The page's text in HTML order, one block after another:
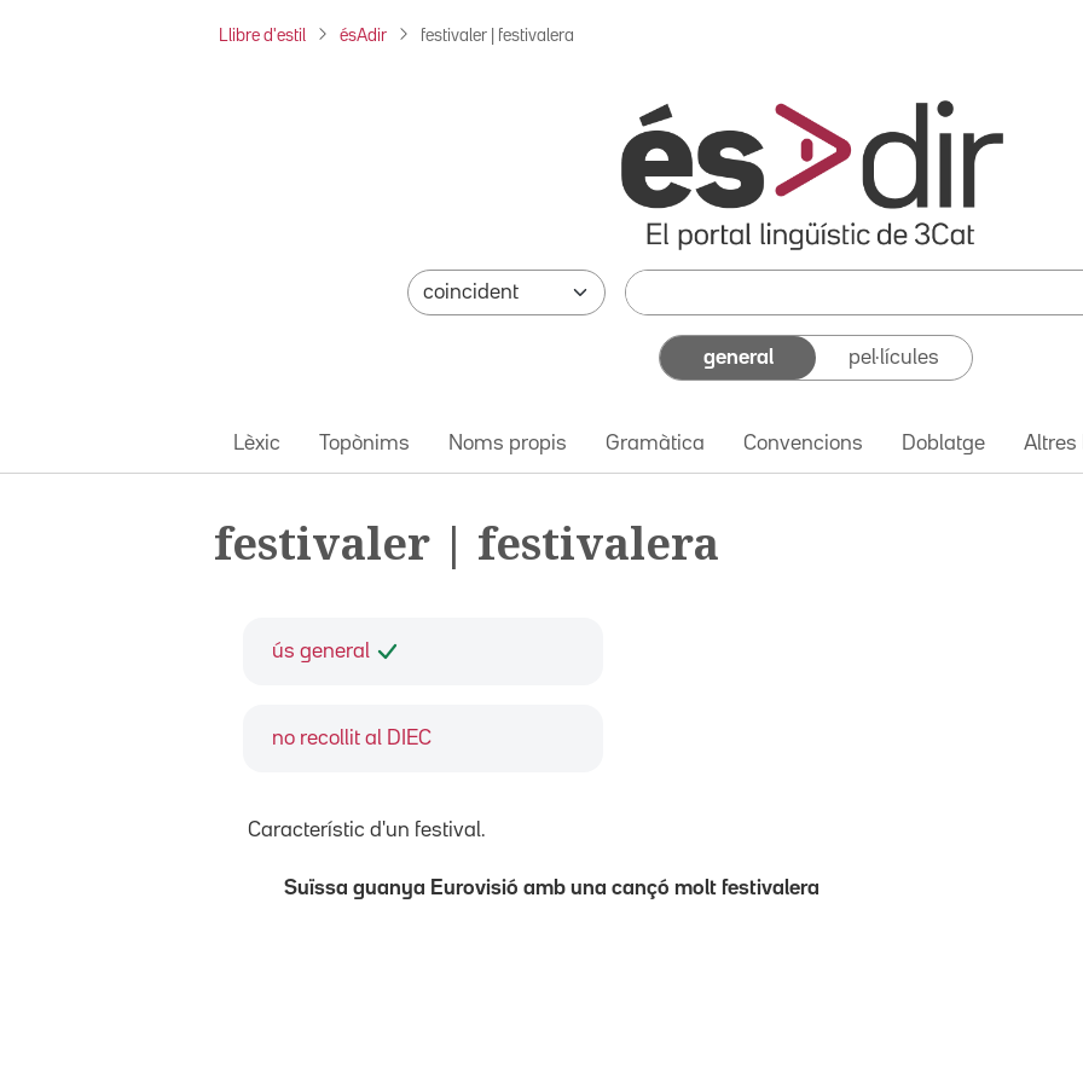
Llibre d'estil ésAdir festivaler | festivalera
general pel·lícules
Lèxic Topònims Noms propis Gramàtica Convencions Doblatge Altres
festivaler | festivalera
ús general
no recollit al DIEC
Característic d'un festival.
Suïssa guanya Eurovisió amb una cançó molt festivalera